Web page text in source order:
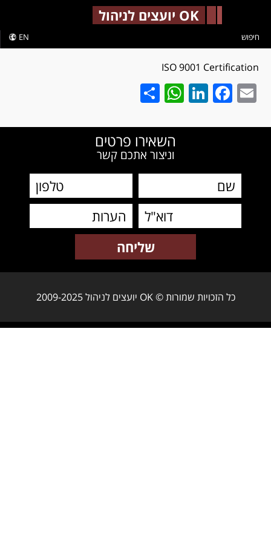
OK יועצים לניהול
EN חיפוש
ISO 9001 Certification
Email
Facebook
LinkedIn
WhatsApp
השאירו פרטים
וניצור אתכם קשר
כל הזכויות שמורות © OK יועצים לניהול 2009-2025